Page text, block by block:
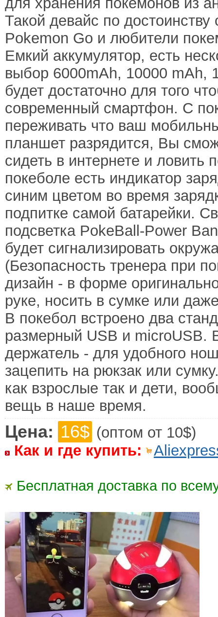
Такой девайс по
Pokemon Go и любители
Емкий аккумулятор, есть
выбор 6000mAh, 10000 mAh,
будет достаточно для того
современный смартфон. С
переживать что ваш
планшет разрядится, Вы
сидеть в интернете и ловить
покеболе есть индикатор
синим цветом во время
подпитке самой батарейки.
подсветка PokeBall-Power
будет сигнализировать
(Безопасность тренера при
дизайн - в форме
руке, носить в сумке или
В покебол встроено два
размерный USB и microUSB.
держатель - для удобного
зацепить на рюкзак или
как взрослые так и дети,
вещь в наше время.
Цена: 16$ (оптом от 10$)
Как и где купить:
Бесплатная доставка по